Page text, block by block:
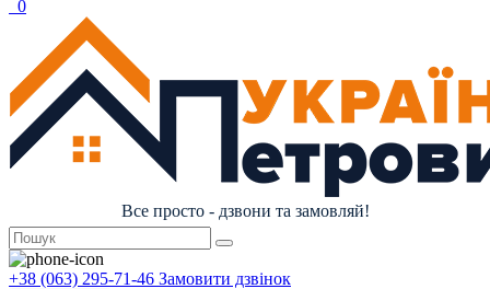
0
Все просто - дзвони та замовляй!
+38 (063) 295-71-46 Замовити дзвінок